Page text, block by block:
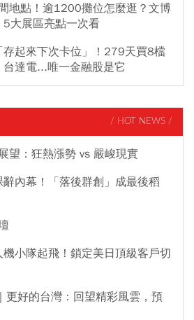
地點！逾1200攤位怎麼逛？文博
大展區亮點一次看
存起來下次卡位」！279天買8檔
達電...唯一金融股是它
/ HOT NEWS /
望：狂熱漲勢 vs 嚴峻現實
內幕！「落後群創」成最後稻
小隊起飛！鎖定美日頂級客戶切
更好的台灣：回望精彩風雲，預